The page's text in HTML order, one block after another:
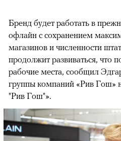
Бренд будет работать в
офлайн с сохранением
магазинов и численности
продолжит развиваться, что
рабочие места, сообщил
группы компаний «Рив Гош»
"Рив Гош"».